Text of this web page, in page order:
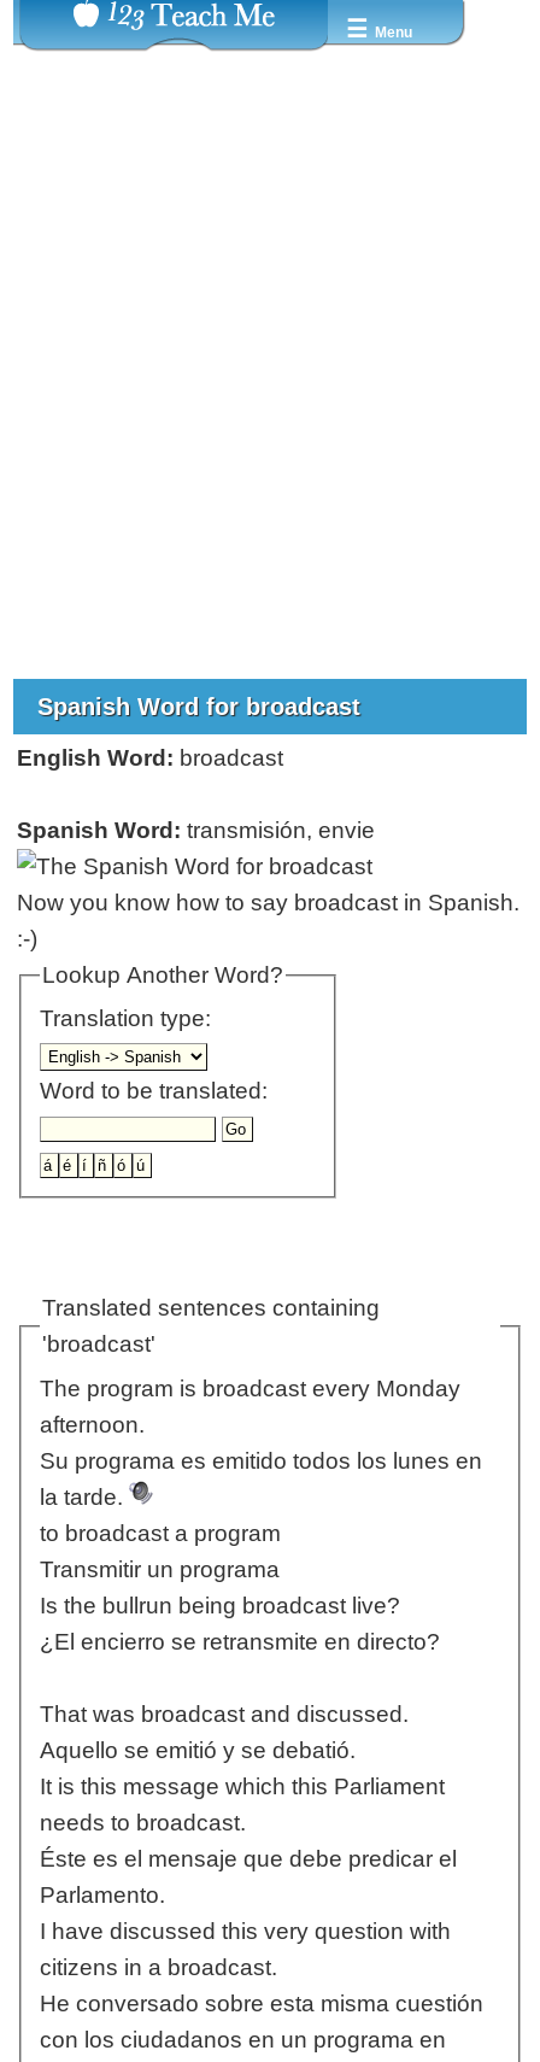
☰ Menu
Spanish Word for broadcast
English Word: broadcast
Spanish Word: transmisión, envie
Now you know how to say broadcast in Spanish.
:-)
Lookup Another Word?
Translation type:
Word to be translated:
Translated sentences containing
'broadcast'
The program is broadcast every Monday
afternoon.
Su programa es emitido todos los lunes en
la tarde.
to broadcast a program
Transmitir un programa
Is the bullrun being broadcast live?
¿El encierro se retransmite en directo?
That was broadcast and discussed.
Aquello se emitió y se debatió.
It is this message which this Parliament
needs to broadcast.
Éste es el mensaje que debe predicar el
Parlamento.
I have discussed this very question with
citizens in a broadcast.
He conversado sobre esta misma cuestión
con los ciudadanos en un programa en